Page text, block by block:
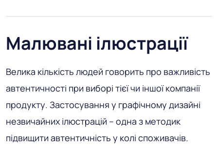
Малювані ілюстрації
Велика кількість людей говорить про важливість
автентичності при виборі тієї чи іншої компанії
продукту. Застосування у графічному дизайні
незвичайних ілюстрацій – одна з методик
підвищити автентичність у колі споживачів.